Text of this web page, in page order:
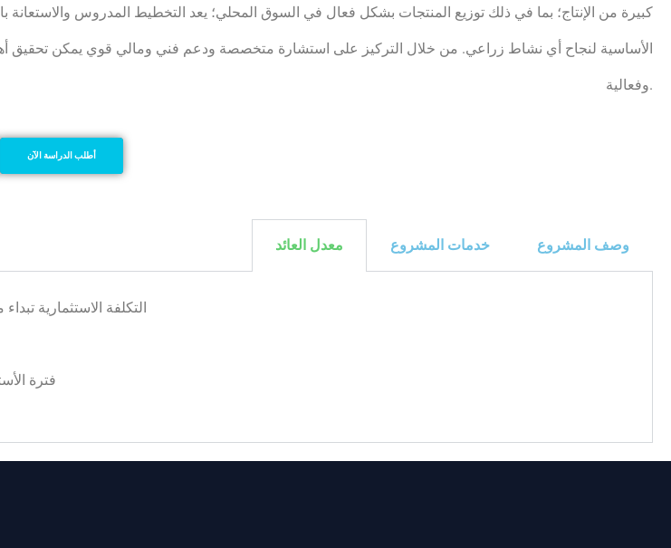
كبيرة من الإنتاج؛ بما في ذلك توزيع المنتجات بشكل فعال في السوق المحلي؛ يعد التخطيط المدروس والاستعانة
الأساسية لنجاح أي نشاط زراعي. من خلال التركيز على استشارة متخصصة ودعم فني ومالي قوي يمكن تحقيق
وفعالية.
أطلب الدراسة الآن
معدل العائد خدمات المشروع وصف المشروع
التكلفة الاستثمارية تبداء من : 300
فترة